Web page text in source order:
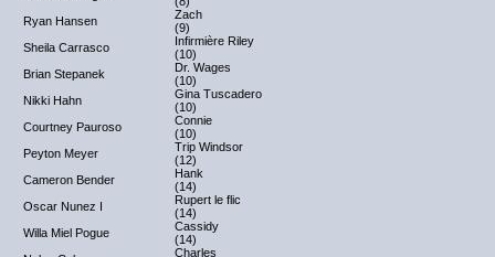
Ryan Hansen
Zach
(9)
Sheila Carrasco
Infirmière Riley
(10)
Brian Stepanek
Dr. Wages
(10)
Nikki Hahn
Gina Tuscadero
(10)
Courtney Pauroso
Connie
(10)
Peyton Meyer
Trip Windsor
(12)
Cameron Bender
Hank
(14)
Oscar Nunez I
Rupert le flic
(14)
Willa Miel Pogue
Cassidy
(14)
Charles